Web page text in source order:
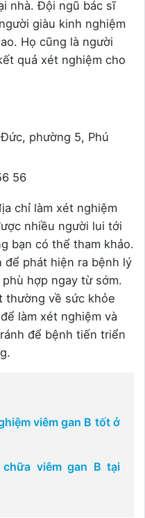
nhà. Đội ngũ bác sĩ
giàu kinh nghiệm
Họ cũng là người
quả xét nghiệm cho
phường 5, Phú
56
chỉ làm xét nghiệm
nhiều người lui tới
bạn có thể tham khảo.
để phát hiện ra bệnh lý
hợp ngay từ sớm.
thường về sức khỏe
làm xét nghiệm và
để bệnh tiến triển
viêm gan B tốt ở
viêm gan B tại